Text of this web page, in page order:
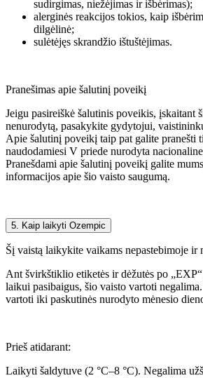
sudirgimas, niežėjimas ir išbėrimas);
alerginės reakcijos tokios, kaip
dilgėlinė;
sulėtėjęs skrandžio ištuštėjimas.
Pranešimas apie šalutinį poveikį
Jeigu pasireiškė šalutinis poveikis, įskaitant
nenurodytą, pasakykite gydytojui,
Apie šalutinį poveikį taip pat galite pranešti
naudodamiesi V priede nurodyta
Pranešdami apie šalutinį poveikį galite
informacijos apie šio vaisto saugumą.
5. Kaip laikyti Ozempic
Šį vaistą laikykite vaikams nepastebimoje ir
Ant švirkštiklio etiketės ir dėžutės po
laikui pasibaigus, šio vaisto vartoti
vartoti iki paskutinės nurodyto mėnesio
Prieš atidarant:
Laikyti šaldytuve (2 °C–8 °C). Negalima